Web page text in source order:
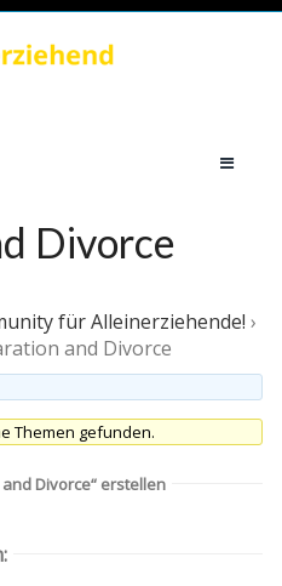
Divorce
für Alleinerziehende! ›
and Divorce
Themen gefunden.
Divorce“ erstellen